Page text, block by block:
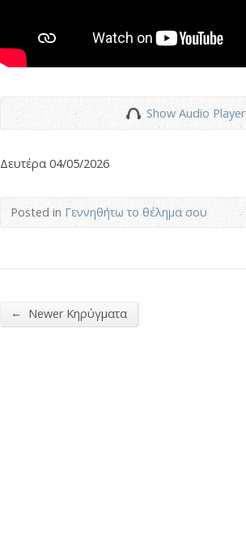
Show Audio Player
Δευτέρα 04/05/2026
Posted inΓεννηθήτω το θέλημα σου
← Newer Κηρύγματα